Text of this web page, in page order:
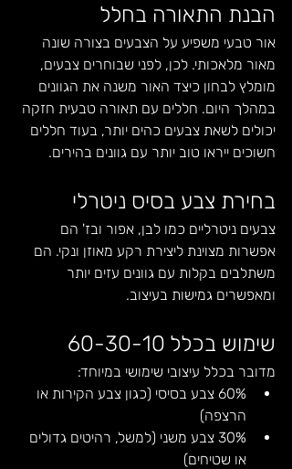
הבנת התאורה בחלל
אור טבעי משפיע על הצבעים בצורה שונה
מאור מלאכותי. לכן, לפני שבוחרים צבעים,
מומלץ לבחון כיצד האור משנה את הגוונים
במהלך היום. חללים עם תאורה טבעית חזקה
יכולים לשאת צבעים כהים יותר, בעוד חללים
חשוכים ייראו טוב יותר עם גוונים בהירים.
בחירת צבע בסיס ניטרלי
צבעים ניטרליים כמו לבן, אפור ובז' הם
אפשרות מצוינת ליצירת רקע מאוזן ונקי. הם
משתלבים בקלות עם גוונים עזים יותר
ומאפשרים גמישות בעיצוב.
שימוש בכלל 60-30-10
מדובר בכלל עיצובי שימושי במיוחד:
60% צבע בסיסי (כגון צבע הקירות או
הרצפה)
30% צבע משני (למשל, רהיטים גדולים
או שטיחים)